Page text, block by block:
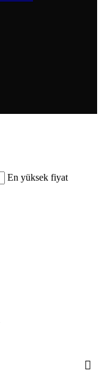
En yüksek fiyat